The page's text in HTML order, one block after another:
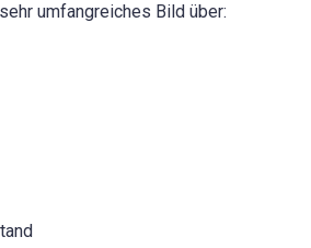
umfangreiches Bild über: